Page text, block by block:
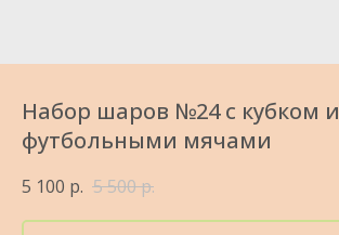
Набор шаров №24 с кубком и
футбольными мячами
5 100 р. 5 500р.